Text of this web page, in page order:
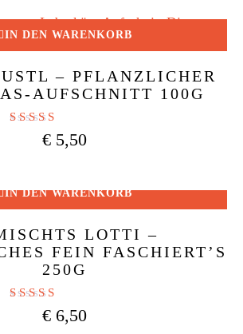
IN DEN WARENKORB
– PFLANZLICHER
AUFSCHNITT 100G
Bewertet mit
4.80€ 5,50
IN DEN WARENKORB
LOTTI –
FEIN FASCHIERT’S
250G
Bewertet mit
5.00€ 6,50